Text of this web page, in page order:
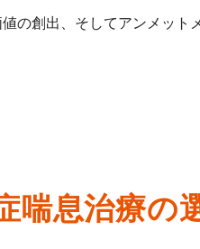
の創出、そしてアンメット
喘息治療の